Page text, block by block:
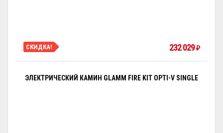
СКИДКА! 232 029₽
ЭЛЕКТРИЧЕСКИЙ КАМИН GLAMM FIRE KIT OPTI-V SINGLE